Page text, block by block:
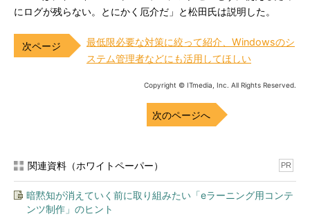
にログが残らない。とにかく厄介だ」と松田氏は説明した。
最低限必要な対策に絞って紹介、Windowsのシ
ステム管理者などにも活用してほしい
Copyright © ITmedia, Inc. All Rights Reserved.
次のページへ
関連資料（ホワイトペーパー） PR
暗黙知が消えていく前に取り組みたい「eラーニング用コンテ
ンツ制作」のヒント